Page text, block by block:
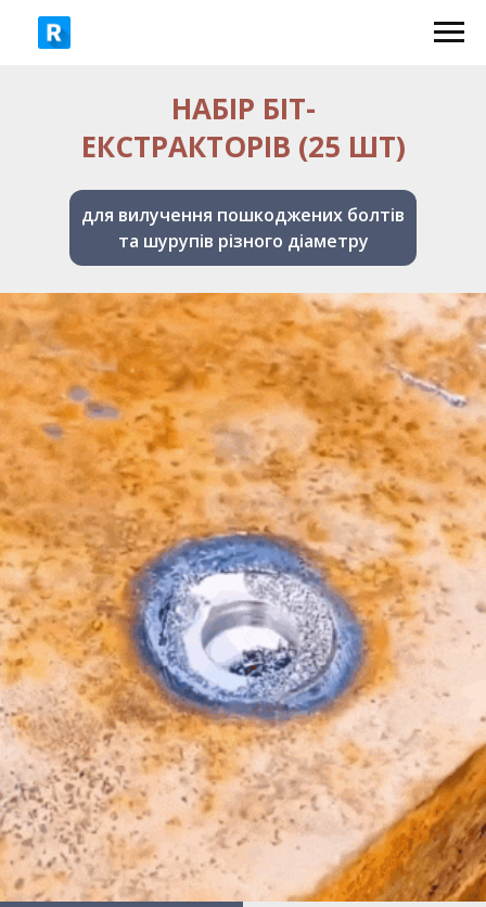
НАБІР БІТ-
ЕКСТРАКТОРІВ (25 ШТ)
для вилучення пошкоджених болтів
та шурупів різного діаметру